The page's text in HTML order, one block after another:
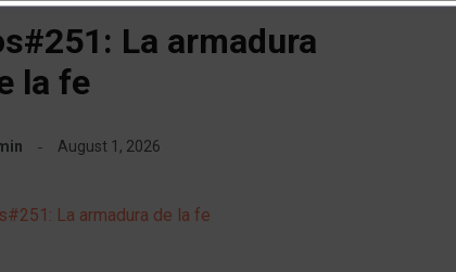
La armadura
la fe
August 1, 2026